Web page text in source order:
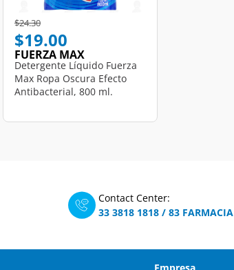
Price reduced from
$24.30to
$19.00
FUERZA MAX
Detergente Líquido Fuerza
Max Ropa Oscura Efecto
Antibacterial, 800 ml.
Contact Center:
33 3818 1818 / 83 FARMACIA